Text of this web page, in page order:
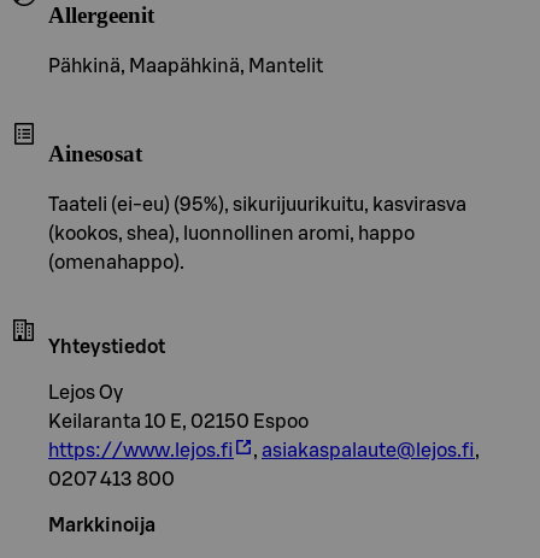
Allergeenit
Pähkinä, Maapähkinä, Mantelit
Ainesosat
Taateli (ei-eu) (95%), sikurijuurikuitu, kasvirasva
(kookos, shea), luonnollinen aromi, happo
(omenahappo).
Yhteystiedot
Lejos Oy
Keilaranta 10 E, 02150 Espoo
https://www.lejos.fi
, asiakaspalaute@lejos.fi,
0207 413 800
Markkinoija